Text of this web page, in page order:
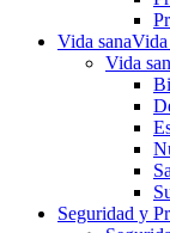
Vida sanaVida
Vida
Seguridad y